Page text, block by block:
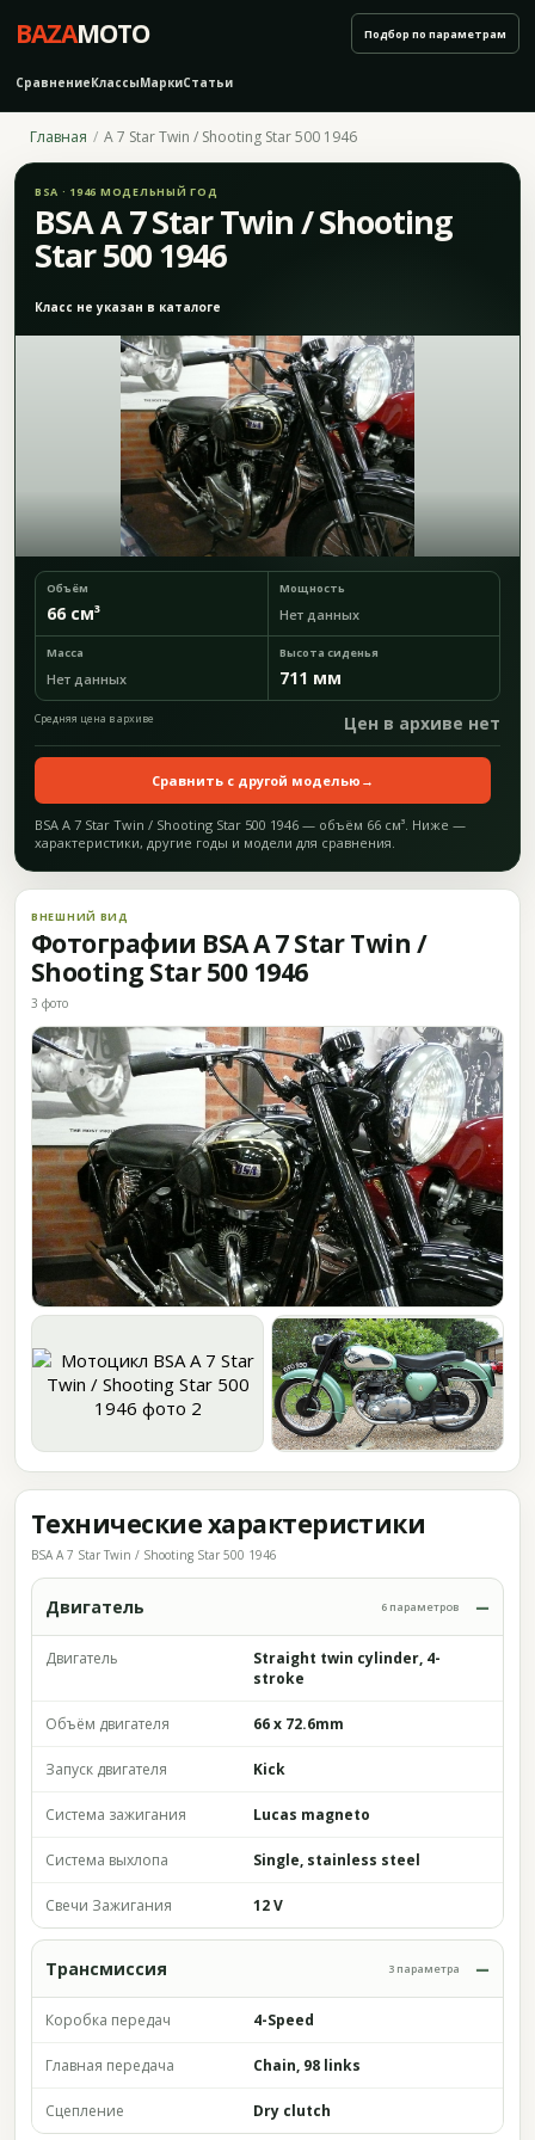
BAZAMOTO
СравнениеКлассыМаркиСтатьи
Подбор по параметрам
Главная A 7 Star Twin / Shooting Star 500 1946
BSA · 1946 МОДЕЛЬНЫЙ ГОД
BSA A 7 Star Twin / Shooting
Star 500 1946
Класс не указан в каталоге
Объём
66 см³
Мощность
Нет данных
Масса
Нет данных
Высота сиденья
711 мм
Средняя цена в архиве Цен в архиве нет
Сравнить с другой моделью →
BSA A 7 Star Twin / Shooting Star 500 1946 — объём 66 см³. Ниже —
характеристики, другие годы и модели для сравнения.
ВНЕШНИЙ ВИД
Фотографии BSA A 7 Star Twin /
Shooting Star 500 1946
3 фото
Технические характеристики
BSA A 7 Star Twin / Shooting Star 500 1946
Двигатель 6 параметров
Двигатель
Straight twin cylinder, 4-
stroke
Объём двигателя 66 x 72.6mm
Запуск двигателя Kick
Система зажигания Lucas magneto
Система выхлопа Single, stainless steel
Свечи Зажигания 12 V
Трансмиссия 3 параметра
Коробка передач 4-Speed
Главная передача Chain, 98 links
Сцепление Dry clutch